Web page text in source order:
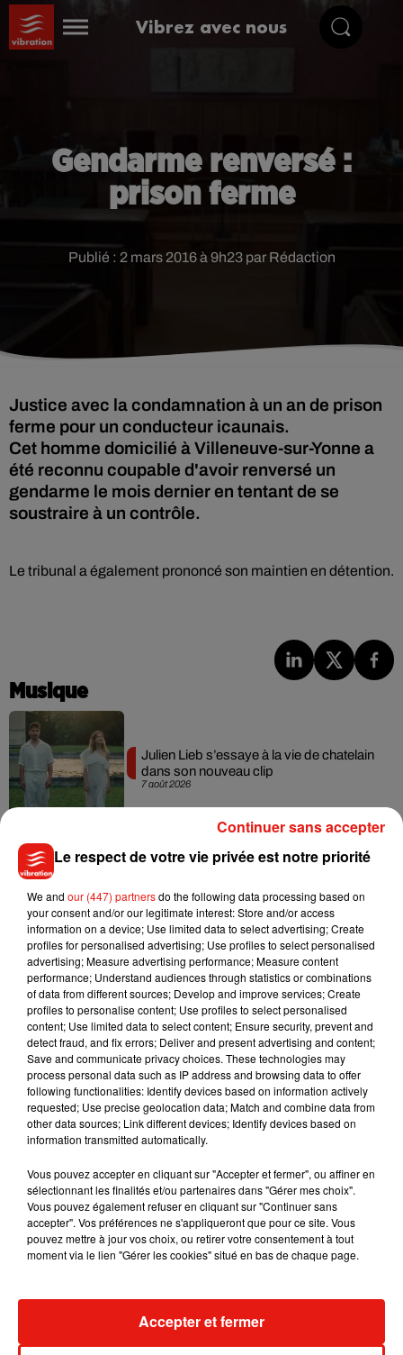
Vibrez avec nous
Gendarme renversé :
prison ferme
Publié : 2 mars 2016 à 9h23 par Rédaction
Justice avec la condamnation à un an de prison
ferme pour un conducteur icaunais.
Cet homme domicilié à Villeneuve-sur-Yonne a
été reconnu coupable d'avoir renversé un
gendarme le mois dernier en tentant de se
soustraire à un contrôle.
Le tribunal a également prononcé son maintien en détention.
Musique
7 août 2026
Julien Lieb s’essaye à la vie de chatelain
dans son nouveau clip
7 août 2026
Sensation » avec Kylie Minogue
7 août 2026
Tayc et Didi B dévoilent le single le plus
dansant de l’année
7 août 2026
Angèle et Amélie Lens dévoilent leur
collaboration tant attendue
Benny Blanco invite Selena Gomez et
Becky G sur son nouveau single
Le respect de votre vie privée est notre priorité
We and our (447) partnersdo the following data processing based on
your consent and/or our legitimate interest: Store and/or access
information on a device; Use limited data to select advertising; Create
profiles for personalised advertising; Use profiles to select personalised
advertising; Measure advertising performance; Measure content
performance; Understand audiences through statistics or combinations
of data from different sources; Develop and improve services; Create
profiles to personalise content; Use profiles to select personalised
content; Use limited data to select content; Ensure security, prevent and
detect fraud, and fix errors; Deliver and present advertising and content;
Save and communicate privacy choices. These technologies may
process personal data such as IP address and browsing data to offer
following functionalities: Identify devices based on information actively
requested; Use precise geolocation data; Match and combine data from
other data sources; Link different devices; Identify devices based on
information transmitted automatically.
Vous pouvez accepter en cliquant sur "Accepter et fermer", ou affiner en
sélectionnant les finalités et/ou partenaires dans "Gérer mes choix".
Vous pouvez également refuser en cliquant sur "Continuer sans
accepter". Vos préférences ne s'appliqueront que pour ce site. Vous
pouvez mettre à jour vos choix, ou retirer votre consentement à tout
moment via le lien "Gérer les cookies" situé en bas de chaque page.
Accepter et fermer
Continuer sans accepter